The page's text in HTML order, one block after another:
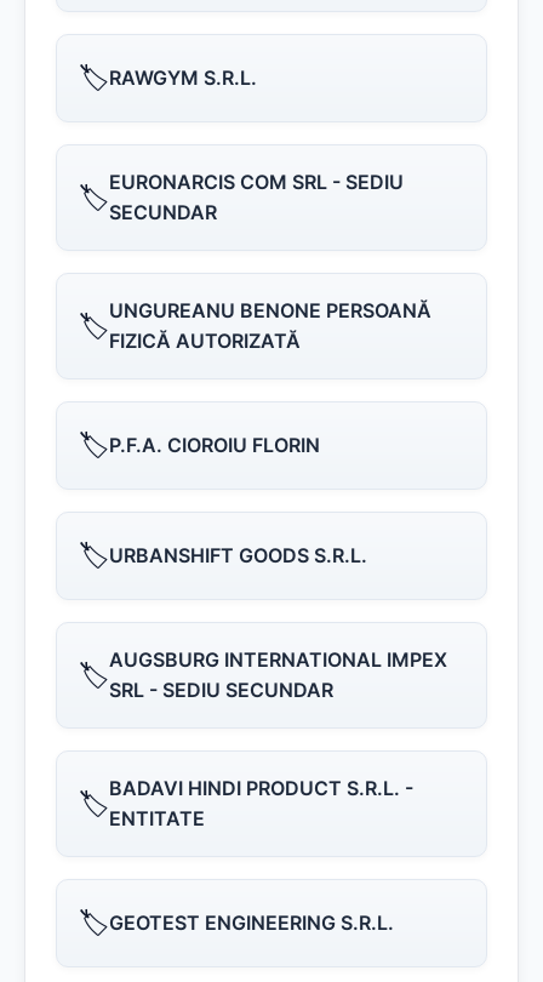
🏷️RAWGYM S.R.L.
🏷️EURONARCIS COM SRL - SEDIU
SECUNDAR
🏷️UNGUREANU BENONE PERSOANĂ
FIZICĂ AUTORIZATĂ
🏷️P.F.A. CIOROIU FLORIN
🏷️URBANSHIFT GOODS S.R.L.
🏷️AUGSBURG INTERNATIONAL IMPEX
SRL - SEDIU SECUNDAR
🏷️BADAVI HINDI PRODUCT S.R.L. -
ENTITATE
🏷️GEOTEST ENGINEERING S.R.L.